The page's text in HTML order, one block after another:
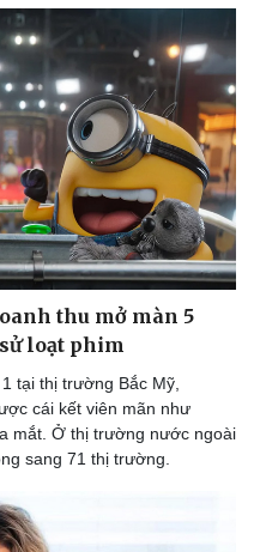
thu mở màn 5
loạt phim
tại thị trường Bắc Mỹ,
cái kết viên mãn như
mắt. Ở thị trường nước ngoài
sang 71 thị trường.